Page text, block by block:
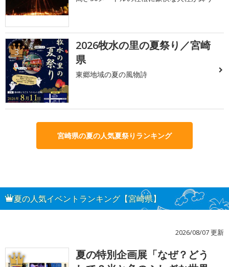
3
2026牧水の里の夏祭り／宮崎
県
東郷地域の夏の風物詩
宮崎県の夏の人気夏祭りランキング
夏の人気イベントランキング【宮崎県】
2026/08/07 更新
1
夏の特別企画展「なぜ？どう